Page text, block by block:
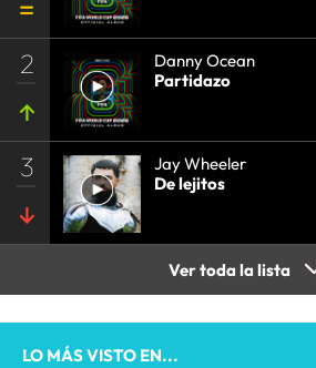
2
Danny Ocean
Partidazo
3
Jay Wheeler
De lejitos
Ver toda la lista
LO MÁS VISTO EN...